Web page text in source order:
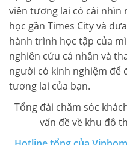
viên tương lai có cái nhìn
học gần Times City và
hành trình học tập của
nghiên cứu cá nhân và
người có kinh nghiệm để
tương lai của bạn.
Tổng đài chăm sóc
vấn đề về khu đô